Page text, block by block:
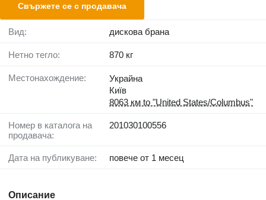
Свържете се с продавача
Вид: дискова брана
Нетно тегло: 870 кг
Местонахождение:
Украйна
Київ
8063 км to "United States/Columbus"
Номер в каталога на
продавача:
201030100556
Дата на публикуване: повече от 1 месец
Описание